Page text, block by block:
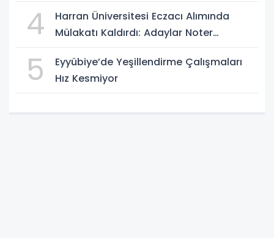
4
Harran Üniversitesi Eczacı Alımında
Mülakatı Kaldırdı: Adaylar Noter
5
Eyyübiye’de Yeşillendirme Çalışmaları
Hız Kesmiyor